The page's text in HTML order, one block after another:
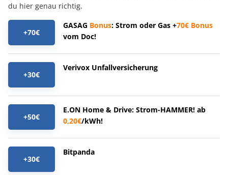
du hier genau richtig.
+70€
GASAG Bonus: Strom oder Gas +70€ Bonus
vom Doc!
+30€
Verivox Unfallversicherung
+50€
E.ON Home & Drive: Strom-HAMMER! ab
0,20€/kWh!
+30€
Bitpanda